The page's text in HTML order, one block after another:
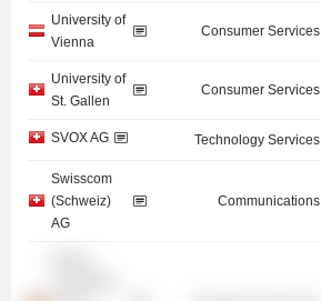
University of
Vienna
Consumer Services
University of
St. Gallen
Consumer Services
SVOX AG Technology Services
Swisscom
(Schweiz)
AG
Communications